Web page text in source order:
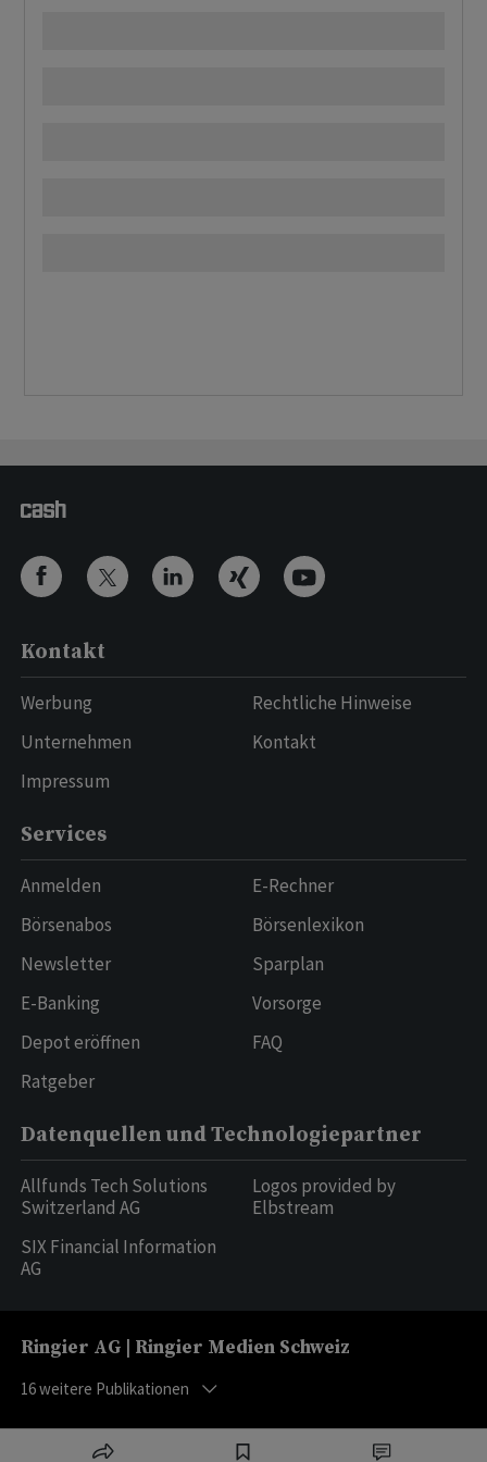
Kontakt
Werbung
Unternehmen
Impressum
Rechtliche Hinweise
Kontakt
Services
Anmelden
Börsenabos
Newsletter
E-Banking
Depot eröffnen
Ratgeber
E-Rechner
Börsenlexikon
Sparplan
Vorsorge
FAQ
Datenquellen und Technologiepartner
Allfunds Tech Solutions
Switzerland AG
SIX Financial Information
AG
Logos provided by
Elbstream
Ringier AG | Ringier Medien Schweiz
16weitere Publikationen